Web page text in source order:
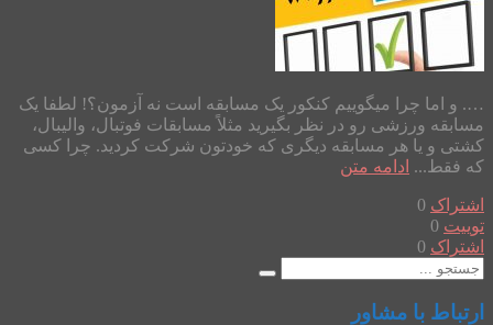
…. و اما چرا میگوییم کنکور یک مسابقه است نه آزمون؟! لطفا یک
مسابقه ورزشی رو در نظر بگیرید مثلاً مسابقات فوتبال، والیبال،
کشتی و یا هر مسابقه دیگری که خودتون شرکت کردید. چرا کسی
که فقط... ادامه متن
اشتراک 0
توییت 0
اشتراک 0
ارتباط با مشاور